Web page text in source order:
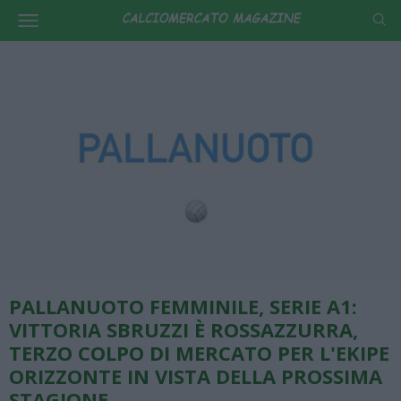
PALLANUOTO FEMMINILE, SERIE A1:
VITTORIA SBRUZZI È ROSSAZZURRA,
TERZO COLPO DI MERCATO PER L'EKIPE
ORIZZONTE IN VISTA DELLA PROSSIMA